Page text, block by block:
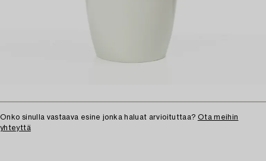
Onko sinulla vastaava esine jonka haluat arvioituttaa? Ota meihin
yhteyttä